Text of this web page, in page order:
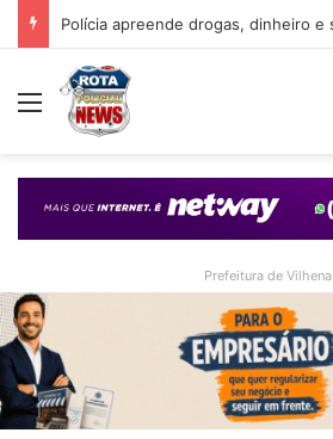
Menu
Prefeitura de Vilhena